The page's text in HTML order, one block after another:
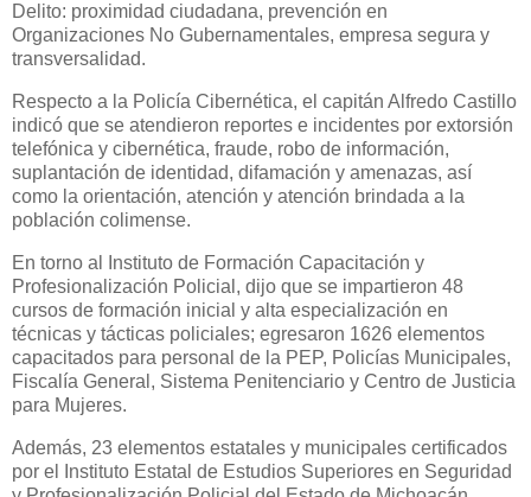
Delito: proximidad ciudadana, prevención en
Organizaciones No Gubernamentales, empresa segura y
transversalidad.
Respecto a la Policía Cibernética, el capitán Alfredo Castillo
indicó que se atendieron reportes e incidentes por extorsión
telefónica y cibernética, fraude, robo de información,
suplantación de identidad, difamación y amenazas, así
como la orientación, atención y atención brindada a la
población colimense.
En torno al Instituto de Formación Capacitación y
Profesionalización Policial, dijo que se impartieron 48
cursos de formación inicial y alta especialización en
técnicas y tácticas policiales; egresaron 1626 elementos
capacitados para personal de la PEP, Policías Municipales,
Fiscalía General, Sistema Penitenciario y Centro de Justicia
para Mujeres.
Además, 23 elementos estatales y municipales certificados
por el Instituto Estatal de Estudios Superiores en Seguridad